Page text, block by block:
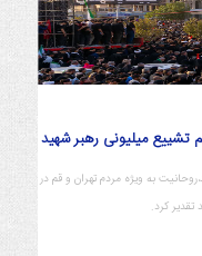
تشییع میلیونی رهبر شهید
به ویژه مردم تهران و قم در
کرد.